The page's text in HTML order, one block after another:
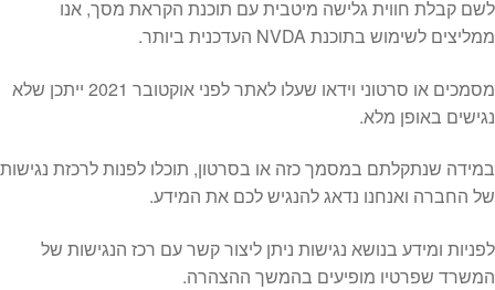
לשם קבלת חווית גלישה מיטבית עם תוכנת הקראת מסך, אנו
ממליצים לשימוש בתוכנת NVDA העדכנית ביותר.
מסמכים או סרטוני וידאו שעלו לאתר לפני אוקטובר 2021 ייתכן שלא
נגישים באופן מלא.
במידה שנתקלתם במסמך כזה או בסרטון, תוכלו לפנות לרכזת נגישות
של החברה ואנחנו נדאג להנגיש לכם את המידע.
לפניות ומידע בנושא נגישות ניתן ליצור קשר עם רכז הנגישות של
המשרד שפרטיו מופיעים בהמשך ההצהרה.